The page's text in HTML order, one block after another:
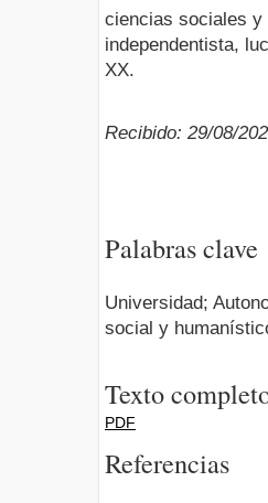
ciencias sociales y
independentista,
XX.
Recibido: 29/08/
Palabras clave
Universidad;
social y
Texto
PDF
Referencias